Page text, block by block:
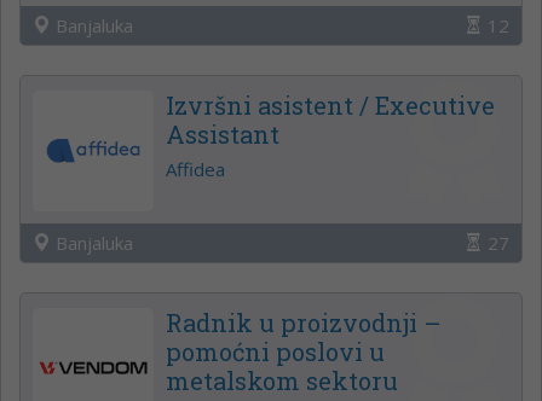
Banjaluka 12
Izvršni asistent / Executive
Assistant
Affidea
Banjaluka 27
Radnik u proizvodnji –
pomoćni poslovi u
metalskom sektoru